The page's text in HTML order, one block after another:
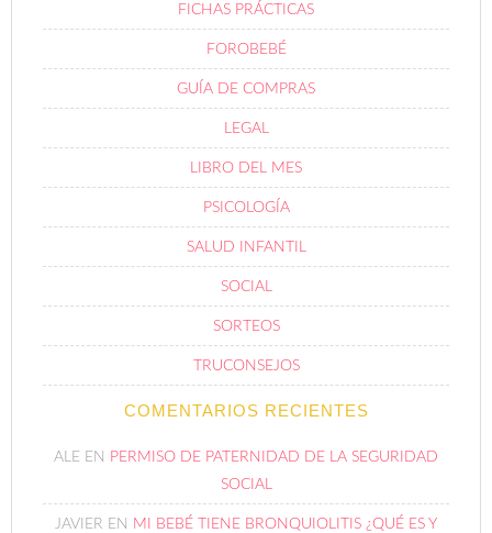
FICHAS PRÁCTICAS
FOROBEBÉ
GUÍA DE COMPRAS
LEGAL
LIBRO DEL MES
PSICOLOGÍA
SALUD INFANTIL
SOCIAL
SORTEOS
TRUCONSEJOS
COMENTARIOS RECIENTES
ALE EN PERMISO DE PATERNIDAD DE LA SEGURIDAD
SOCIAL
JAVIER EN MI BEBÉ TIENE BRONQUIOLITIS ¿QUÉ ES Y